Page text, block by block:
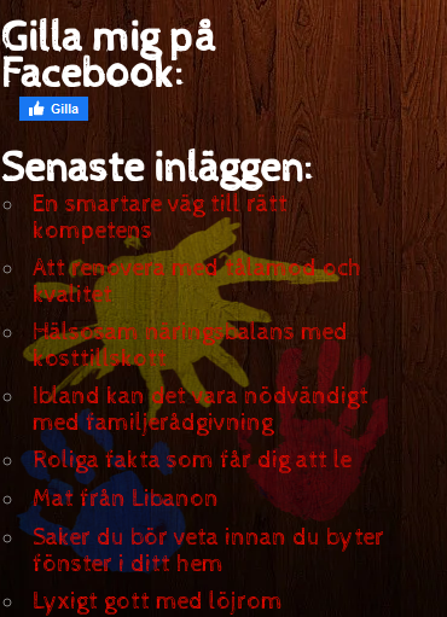
Gilla mig på
Facebook:
Senaste inläggen:
En smartare väg till rätt
kompetens
Att renovera med tålamod och
kvalitet
Hälsosam näringsbalans med
kosttillskott
Ibland kan det vara nödvändigt
med familjerådgivning
Roliga fakta som får dig att le
Mat från Libanon
Saker du bör veta innan du byter
fönster i ditt hem
Lyxigt gott med löjrom